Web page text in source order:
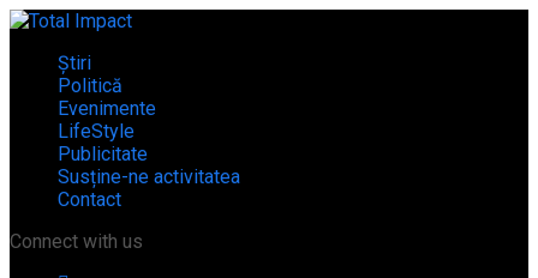
Știri
Politică
Evenimente
LifeStyle
Publicitate
Susține-ne activitatea
Contact
Connect with us